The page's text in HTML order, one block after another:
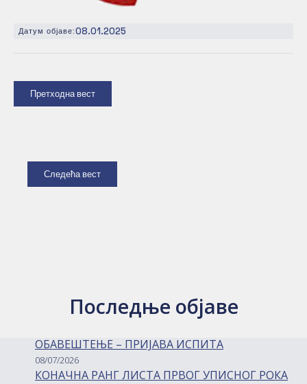
Датум објаве:08.01.2025
Претходна вест
Следећа вест
Последње објаве
ОБАВЕШТЕЊЕ – ПРИЈАВА ИСПИТА
08/07/2026
КОНАЧНА РАНГ ЛИСТА ПРВОГ УПИСНОГ РОКА